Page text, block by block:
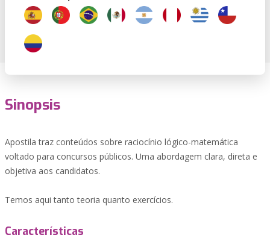
Sinopsis
Apostila traz conteúdos sobre raciocínio lógico-matemática
voltado para concursos públicos. Uma abordagem clara, direta e
objetiva aos candidatos.
Temos aqui tanto teoria quanto exercícios.
Características